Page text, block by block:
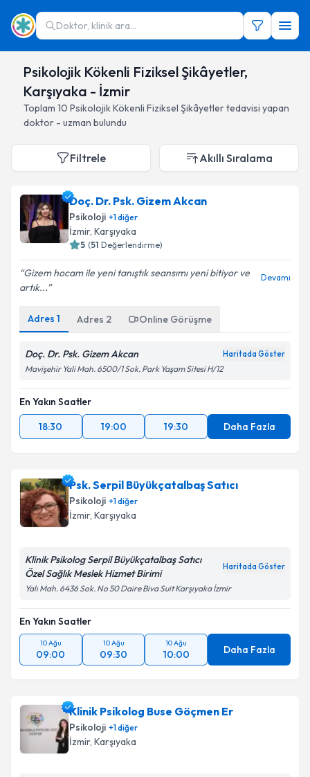
Doktor, klinik ara...
Psikolojik Kökenli Fiziksel Şikâyetler,
Karşıyaka - İzmir
Toplam 10 Psikolojik Kökenli Fiziksel Şikâyetlertedavisi yapan
doktor - uzman bulundu
Filtrele Akıllı Sıralama
Doç. Dr. Psk. Gizem Akcan
Psikoloji +1diğer
İzmir, Karşıyaka
5 (51 Değerlendirme)
Gizem hocam ile yeni tanıştık seansımı yeni bitiyor ve
artık...
Devamı
Adres 1 Adres 2 Online Görüşme
Doç. Dr. Psk. Gizem Akcan Haritada Göster
Mavişehir Yali Mah. 6500/1 Sok. Park Yaşam Sitesi H/12
En Yakın Saatler
18:30
19:00 19:30 Daha Fazla
Psk. Serpil Büyükçatalbaş Satıcı
Psikoloji +1diğer
İzmir, Karşıyaka
Klinik Psikolog Serpil Büyükçatalbaş Satıcı
Özel Sağlık Meslek Hizmet Birimi
Haritada Göster
Yalı Mah. 6436 Sok. No 50 Daire Biva Suit Karşıyaka İzmir
En Yakın Saatler
10 Ağu
09:00
10 Ağu
09:30
10 Ağu
10:00 Daha Fazla
Klinik Psikolog Buse Göçmen Er
Psikoloji +1diğer
İzmir, Karşıyaka